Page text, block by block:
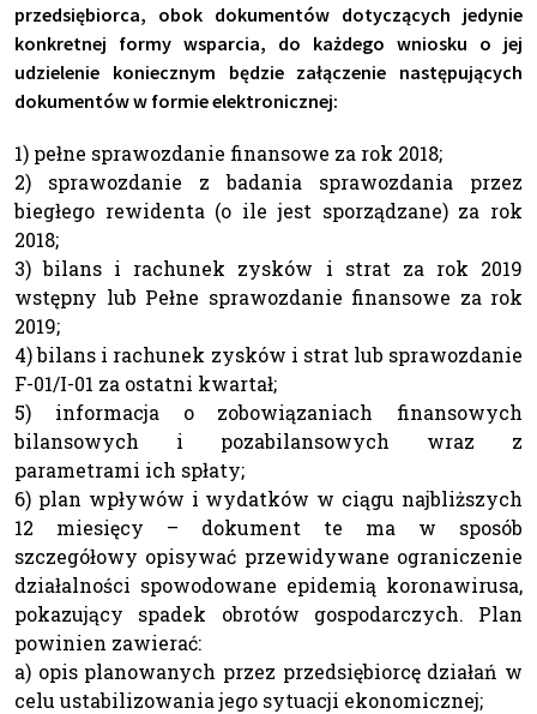
przedsiębiorca, obok dokumentów dotyczących jedynie
konkretnej formy wsparcia, do każdego wniosku o jej
udzielenie koniecznym będzie załączenie następujących
dokumentów w formie elektronicznej:
1) pełne sprawozdanie finansowe za rok 2018;
2) sprawozdanie z badania sprawozdania przez
biegłego rewidenta (o ile jest sporządzane) za rok
2018;
3) bilans i rachunek zysków i strat za rok 2019
wstępny lub Pełne sprawozdanie finansowe za rok
2019;
4) bilans i rachunek zysków i strat lub sprawozdanie
F-01/I-01 za ostatni kwartał;
5) informacja o zobowiązaniach finansowych
bilansowych i pozabilansowych wraz z
parametrami ich spłaty;
6) plan wpływów i wydatków w ciągu najbliższych
12 miesięcy – dokument te ma w sposób
szczegółowy opisywać przewidywane ograniczenie
działalności spowodowane epidemią koronawirusa,
pokazujący spadek obrotów gospodarczych. Plan
powinien zawierać:
a) opis planowanych przez przedsiębiorcę działań w
celu ustabilizowania jego sytuacji ekonomicznej;